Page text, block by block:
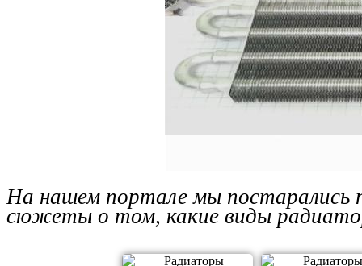
На нашем портале мы постарались
сюжеты о том, какие виды